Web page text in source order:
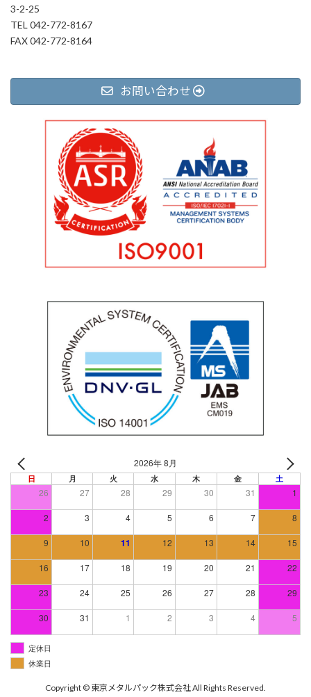
3-2-25
TEL 042-772-8167
FAX 042-772-8164
お問い合わせ
2026年 8月
日 月 火 水 木 金 土
26 27 28 29 30 31 1
2 3 4 5 6 7 8
9 10 11 12 13 14 15
16 17 18 19 20 21 22
23 24 25 26 27 28 29
30 31 1 2 3 4 5
定休日
休業日
Copyright © 東京メタルパック株式会社 All Rights Reserved.